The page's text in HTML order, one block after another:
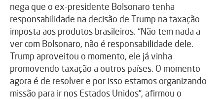
nega que o ex-presidente Bolsonaro tenha
responsabilidade na decisão de Trump na taxação
imposta aos produtos brasileiros. “Não tem nada a
ver com Bolsonaro, não é responsabilidade dele.
Trump aproveitou o momento, ele já vinha
promovendo taxação a outros países. O momento
agora é de resolver e por isso estamos organizando
missão para ir nos Estados Unidos”, afirmou o